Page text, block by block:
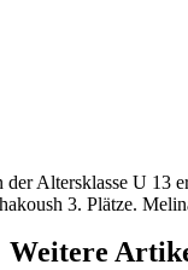
der Altersklasse U 13
3. Plätze.
Weitere